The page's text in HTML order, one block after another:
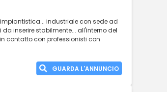
industriale con sede ad
da inserire stabilmente... all'interno del
contatto con professionisti con
GUARDA L'ANNUNCIO